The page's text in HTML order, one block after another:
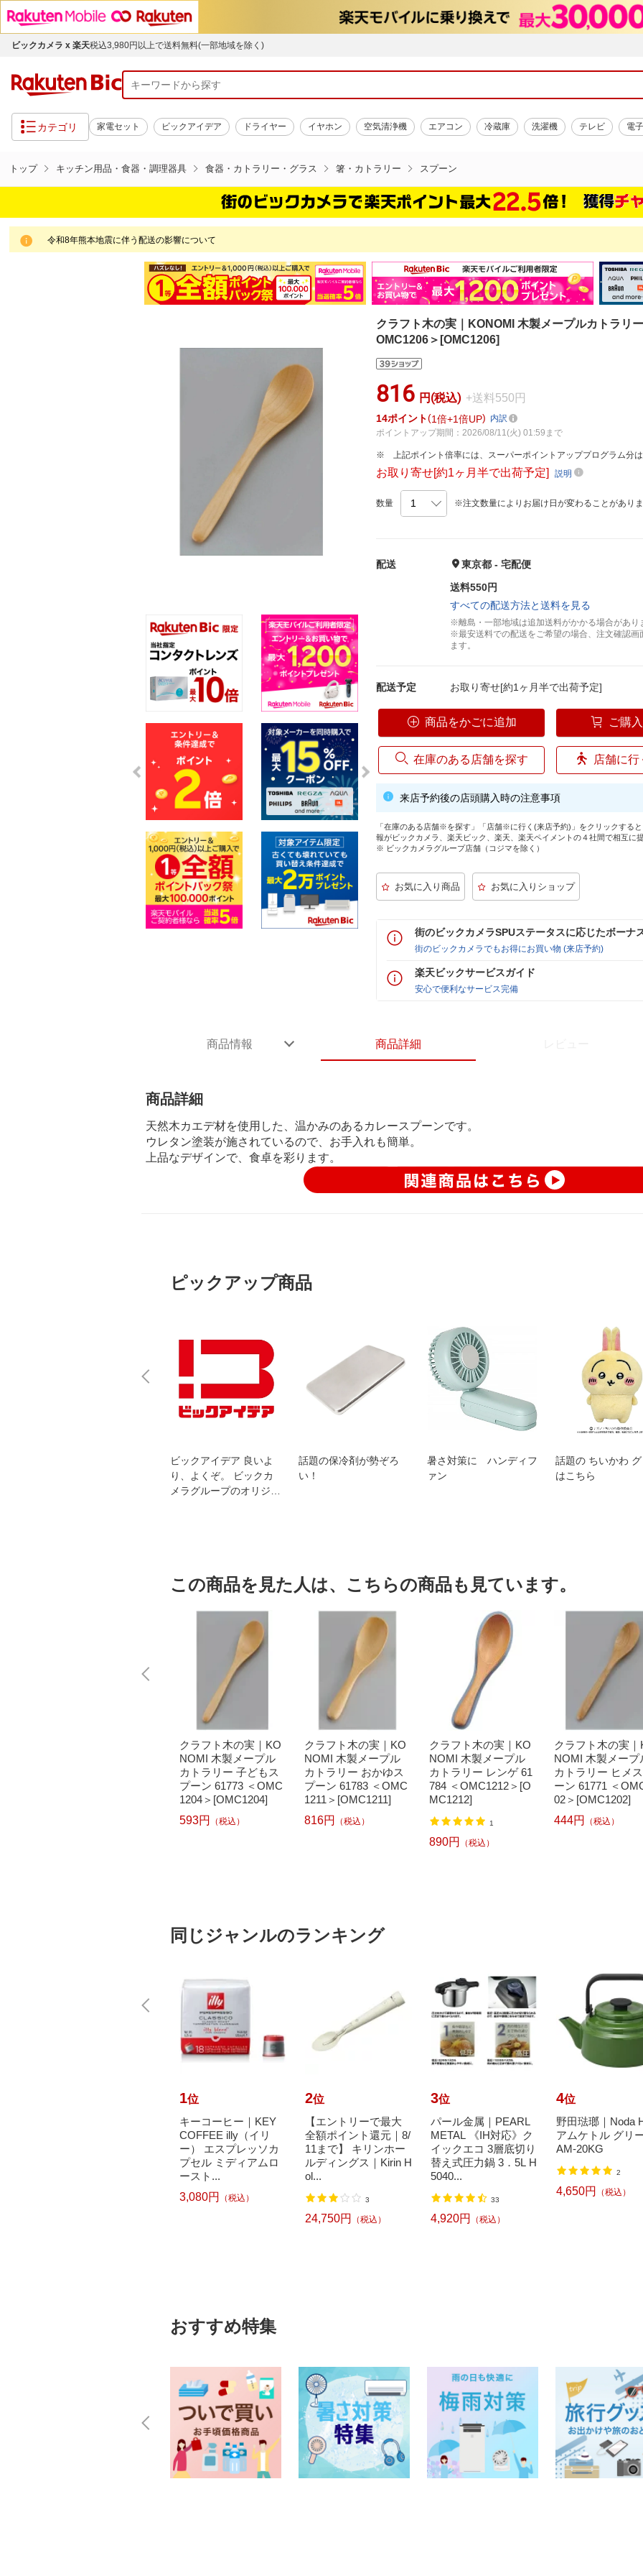
ビックカメラ x 楽天税込3,980円以上で送料無料(一部地域を除く)
カテゴリ 家電セット ビックアイデア ドライヤー イヤホン 空気清浄機 エアコン 冷蔵庫 洗濯機 テレビ 電
トップ キッチン用品・食器・調理器具 食器・カトラリー・グラス 箸・カトラリー スプーン
令和8年熊本地震に伴う配送の影響について
クラフト木の実｜KONOMI 木製メープルカトラリ
OMC1206＞[OMC1206]
816 円(税込) +送料550円
14ポイント 1倍 1倍UP
内訳
ポイントアップ期間：2026/08/11(火) 01:59まで
上記ポイント倍率には、スーパーポイントアッププログラム分
お取り寄せ[約1ヶ月半で出荷予定]説明
数量 ※注文数量によりお届け日が変わることがあり
配送
東京都 - 宅配便
送料550円
すべての配送方法と送料を見る
※離島・一部地域は追加送料がかかる場合があり
※最安送料での配送をご希望の場合、注文確認
ます。
配送予定 お取り寄せ[約1ヶ月半で出荷予定]
商品をかごに追加 ご購
在庫のある店舗を探す 店舗に
来店予約後の店頭購入時の注意事項
「在庫のある店舗※を探す」「店舗※に行く(来店予約)」をクリックする
報がビックカメラ、楽天ビック、楽天、楽天ペイメントの４社間で相互に
※ ビックカメラグループ店舗（コジマを除く）
街のビックカメラSPUステータスに応じたボーナ
街のビックカメラでもお得にお買い物 (来店予約)
楽天ビックサービスガイド
安心で便利なサービス完備
商品情報 商品詳細
商品詳細
天然木カエデ材を使用した、温かみのあるカレースプーンです。
ウレタン塗装が施されているので、お手入れも簡単。
上品なデザインで、食卓を彩ります。
ピックアップ商品
ビックアイデア 良いよ
り、よくぞ。 ビックカ
メラグループのオリジナ
話題の保冷剤が勢ぞろ
い！
暑さ対策に ハンディフ
ァン
話題の ちいかわ
はこちら
この商品を見た人は、こちらの商品も見ています。
クラフト木の実｜KO
NOMI 木製メープル
カトラリー 子どもス
プーン 61773 ＜OMC
1204＞[OMC1204]
593円
（税込）
クラフト木の実｜KO
NOMI 木製メープル
カトラリー おかゆス
プーン 61783 ＜OMC
1211＞[OMC1211]
816円
（税込）
クラフト木の実｜KO
NOMI 木製メープル
カトラリー レンゲ 61
784 ＜OMC1212＞[O
MC1212]
1
890円 （税込）
クラフト木の実｜
NOMI 木製メープ
カトラリー ヒメ
ーン 61771 ＜
02＞[OMC1202]
444円
（税込）
同じジャンルのランキング
1位
キーコーヒー｜KEY
COFFEE illy（イリ
ー） エスプレッソカ
プセル ミディアムロ
ースト...
3,080円
（税込）
2位
【エントリーで最大
全額ポイント還元｜8/
11まで】 キリンホー
ルディングス｜Kirin H
ol...
3
24,750円 （税込）
3位
パール金属｜PEARL
METAL 《IH対応》ク
イックエコ 3層底切り
替え式圧力鍋 3．5L H
5040...
33
4,920円 （税込）
4位
野田琺瑯｜Noda
アムケトル グリ
AM-20KG
2
4,650円 （税込）
おすすめ特集